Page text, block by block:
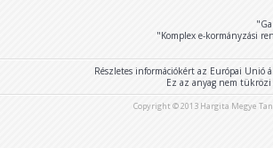
"Komplex e-kormányzási
Részletes információkért az Európai
Ez az anyag nem
Copyright © 2013 Hargita Megye